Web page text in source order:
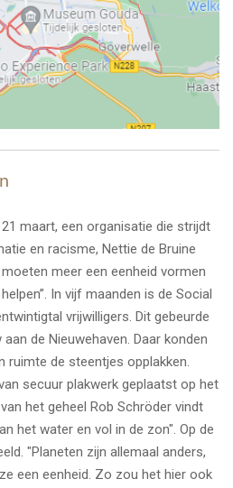
maart, een organisatie die strijdt
en racisme, Nettie de Bruine
meer een eenheid vormen
In vijf maanden is de Social
vrijwilligers. Dit gebeurde
de Nieuwehaven. Daar konden
ruimte de steentjes opplakken.
secuur plakwerk geplaatst op het
het geheel Rob Schröder vindt
het water en vol in de zon". Op de
"Planeten zijn allemaal anders,
een eenheid. Zo zou het hier ook